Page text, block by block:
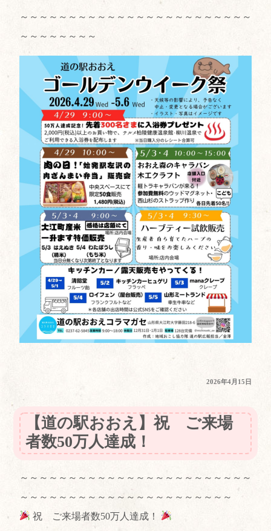
～～～～～～～～～～～～～～～～～～～～～～～～
～～～～～～～～
投
2026年4月15日
【道の駅おおえ】祝 ご来場
者数50万人達成！
～～～～～～～～～～～～～～～～～～～～～～～～
～～～～～～～～～～～～～～～～～～～～～～
祝 ご来場者数50万人達成！